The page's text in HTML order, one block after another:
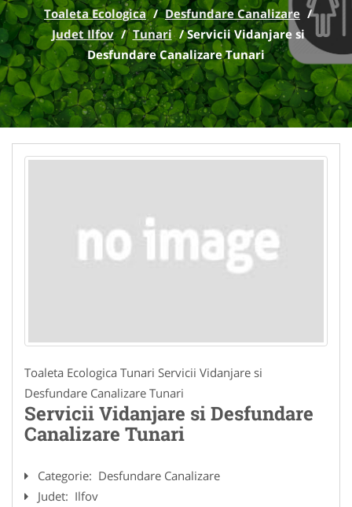
Toaleta Ecologica / Desfundare Canalizare /
Judet Ilfov / Tunari /Servicii Vidanjare si
Desfundare Canalizare Tunari
Toaleta Ecologica Tunari Servicii Vidanjare si
Desfundare Canalizare Tunari
Servicii Vidanjare si Desfundare
Canalizare Tunari
Categorie: Desfundare Canalizare
Judet: Ilfov